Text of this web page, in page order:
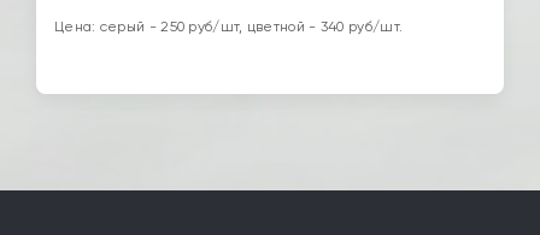
Цена: серый - 250 руб/шт, цветной - 340 руб/шт.